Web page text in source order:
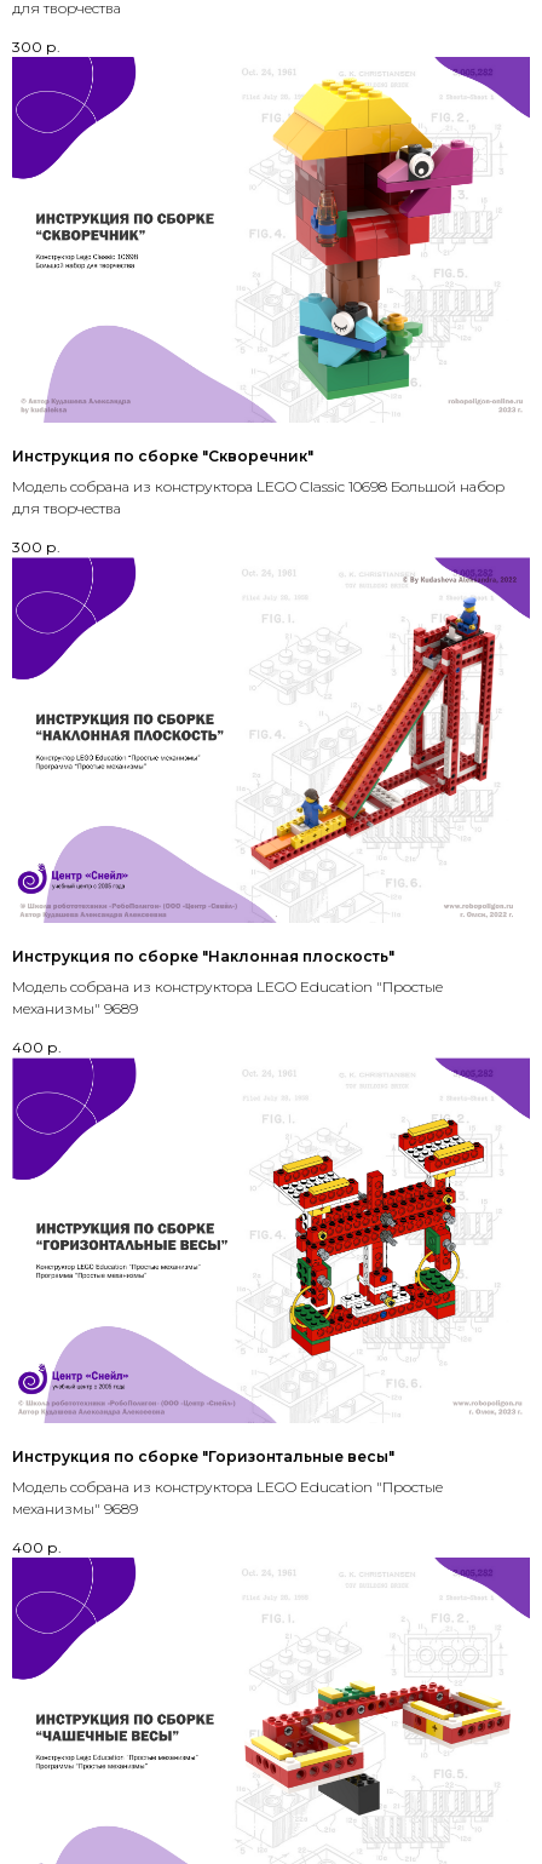
для творчества
300 р.
Инструкция по сборке "Скворечник"
Модель собрана из конструктора LEGO Classic 10698 Большой набор
для творчества
300 р.
Инструкция по сборке "Наклонная плоскость"
Модель собрана из конструктора LEGO Education "Простые
механизмы" 9689
400 р.
Инструкция по сборке "Горизонтальные весы"
Модель собрана из конструктора LEGO Education "Простые
механизмы" 9689
400 р.